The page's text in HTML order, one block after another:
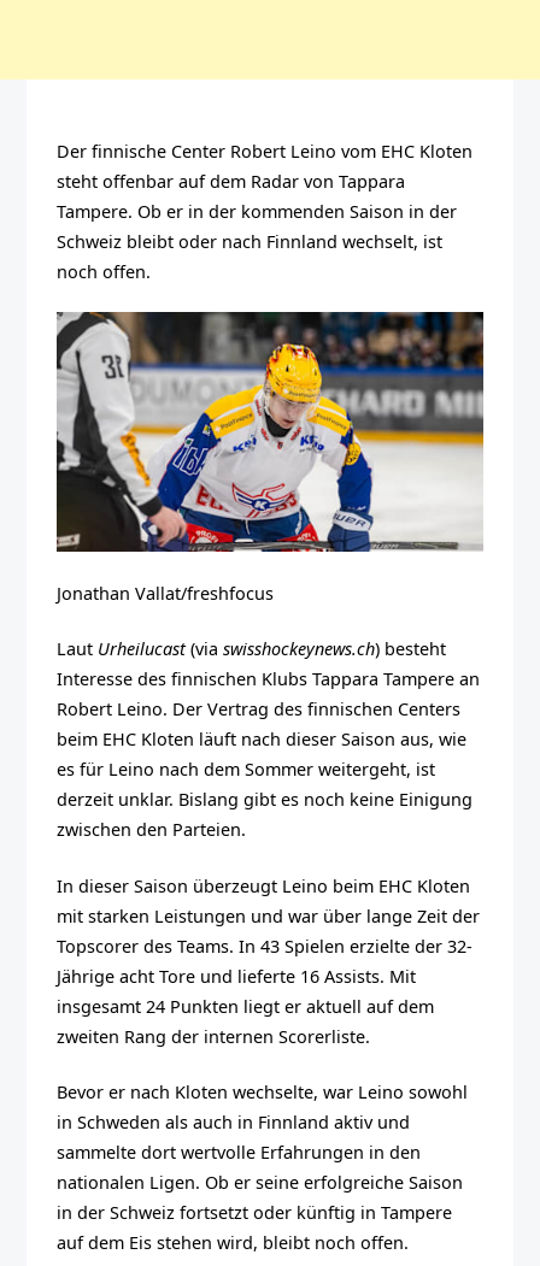
Der finnische Center Robert Leino vom EHC Kloten
steht offenbar auf dem Radar von Tappara
Tampere. Ob er in der kommenden Saison in der
Schweiz bleibt oder nach Finnland wechselt, ist
noch offen.
Jonathan Vallat/freshfocus
Laut Urheilucast(viaswisshockeynews.ch) besteht
Interesse des finnischen Klubs Tappara Tampere an
Robert Leino. Der Vertrag des finnischen Centers
beim EHC Kloten läuft nach dieser Saison aus, wie
es für Leino nach dem Sommer weitergeht, ist
derzeit unklar. Bislang gibt es noch keine Einigung
zwischen den Parteien.
In dieser Saison überzeugt Leino beim EHC Kloten
mit starken Leistungen und war über lange Zeit der
Topscorer des Teams. In 43 Spielen erzielte der 32-
Jährige acht Tore und lieferte 16 Assists. Mit
insgesamt 24 Punkten liegt er aktuell auf dem
zweiten Rang der internen Scorerliste.
Bevor er nach Kloten wechselte, war Leino sowohl
in Schweden als auch in Finnland aktiv und
sammelte dort wertvolle Erfahrungen in den
nationalen Ligen. Ob er seine erfolgreiche Saison
in der Schweiz fortsetzt oder künftig in Tampere
auf dem Eis stehen wird, bleibt noch offen.